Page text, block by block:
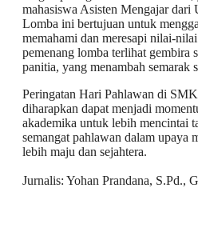
mahasiswa Asisten Mengajar dari
Lomba ini bertujuan untuk
memahami dan meresapi nilai-
pemenang lomba terlihat gembira
panitia, yang menambah semarak
Peringatan Hari Pahlawan di
diharapkan dapat menjadi
akademika untuk lebih mencintai
semangat pahlawan dalam upaya
lebih maju dan sejahtera.
Jurnalis: Yohan Prandana, S.Pd.,